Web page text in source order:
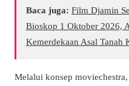
Baca juga: Film Djamin
Bioskop 1 Oktober 2026,
Kemerdekaan Asal Tanah
Melalui konsep